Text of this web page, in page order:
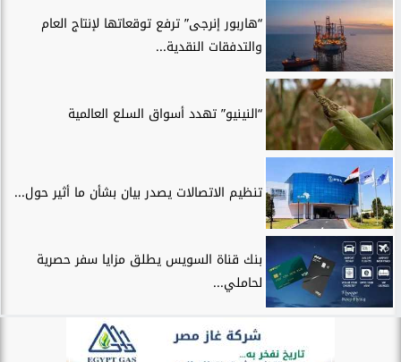
“هاربور إنرجى” ترفع توقعاتها لإنتاج العام
والتدفقات النقدية...
“النينيو” تهدد أسواق السلع العالمية
تنظيم الاتصالات يصدر بيان بشأن ما أثير حول...
بنك قناة السويس يطلق مزايا سفر حصرية
لحاملي...